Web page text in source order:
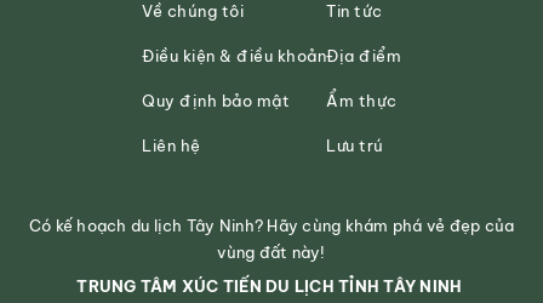
Về chúng tôi
Điều kiện & điều khoản
Quy định bảo mật
Liên hệ
Tin tức
Địa điểm
Ẩm thực
Lưu trú
Có kế hoạch du lịch Tây Ninh? Hãy cùng khám phá vẻ đẹp của
vùng đất này!
TRUNG TÂM XÚC TIẾN DU LỊCH TỈNH TÂY NINH